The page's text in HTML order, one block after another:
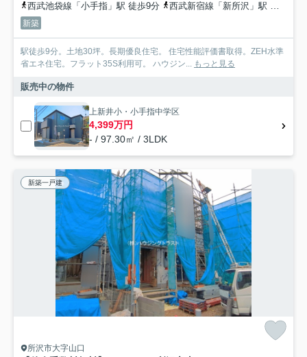
西武池袋線「小手指」駅 徒歩9分
西武新宿線「新所沢」駅 徒歩20分
新築
駅徒歩9分。土地30坪。長期優良住宅。 住宅性能評価書取得。ZEH水準
省エネ住宅。フラット35S利用可。 ハウジン... もっと見る
販売中の物件
上新井小・小手指中学区
4,399万円
- / 97.30㎡ / 3LDK
新築一戸建
所沢市大字山口